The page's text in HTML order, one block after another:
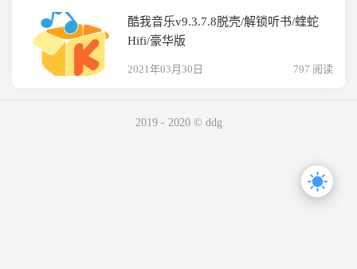
酷我音乐v9.3.7.8脱壳/解锁听书/蝰蛇
Hifi/豪华版
2021年03月30日 797 阅读
2019 - 2020 © ddg